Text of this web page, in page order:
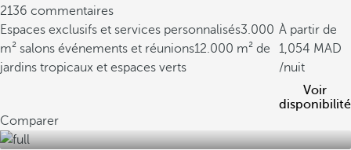
2136 commentaires
Espaces exclusifs et services personnalisés3.000
m² salons événements et réunions12.000 m² de
jardins tropicaux et espaces verts
À partir de
1,054
/nuit
Voir
disponibilité
Comparer